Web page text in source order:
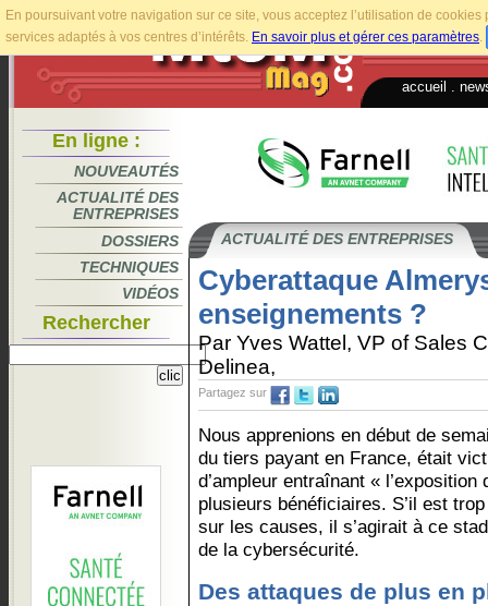
En poursuivant votre navigation sur ce site, vous acceptez l’utilisation de
services adaptés à vos centres d’intérêts. En savoir plus et gérer ces paramètres.
accueil
En ligne :
NOUVEAUTÉS
ACTUALITÉ DES
ENTREPRISES
DOSSIERS
TECHNIQUES
VIDÉOS
Rechercher
ACTUALITÉ DES ENTREPRISES
Cyberattaque
enseignements ?
Par Yves Wattel, VP of Sales
Delinea,
Partagez sur
Nous apprenions en début de
du tiers payant en France, était
d’ampleur entraînant «
plusieurs bénéficiaires. S’il est
sur les causes, il s’agirait à ce
de la cybersécurité.
Des attaques de plus en